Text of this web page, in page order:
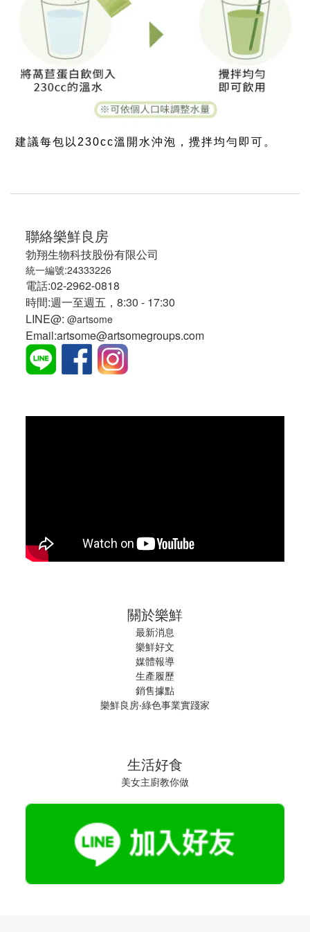
建議每包以230cc溫開水沖泡，攪拌均勻即可。
聯絡樂鮮良房
勃翔生物科技股份有限公司
統一編號:24333226
電話:02-2962-0818
時間:週一至週五，8:30 - 17:30
LINE@: @artsome
Email:artsome@artsomegroups.com
關於樂鮮
最新消息
樂鮮好文
媒體報導
生產履歷
銷售據點
樂鮮良房‧綠色事業實踐家
生活好食
美女主廚教你做